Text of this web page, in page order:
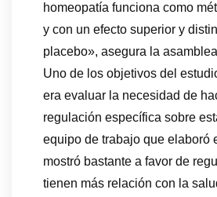
homeopatía funciona como
y con un efecto superior y
placebo», asegura la
Uno de los objetivos del
era evaluar la necesidad de
regulación específica sobre
equipo de trabajo que elaboró
mostró bastante a favor de
tienen más relación con la